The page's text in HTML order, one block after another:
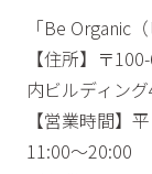
「Be Organic
【住所】〒
内ビルディン
【営業時間】
11:00～20:00